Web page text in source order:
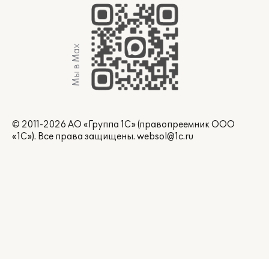
Мы в Max
© 2011-2026 АО «Группа 1С» (правопреемник ООО
«1С»). Все права защищены. websol@1c.ru